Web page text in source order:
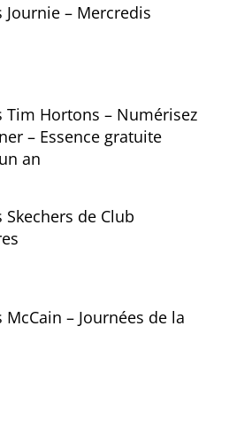
Journie – Mercredis
Tim Hortons – Numérisez
– Essence gratuite
an
Skechers de Club
McCain – Journées de la